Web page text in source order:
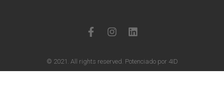
© 2021. All rights reserved. Potenciado por 4ID